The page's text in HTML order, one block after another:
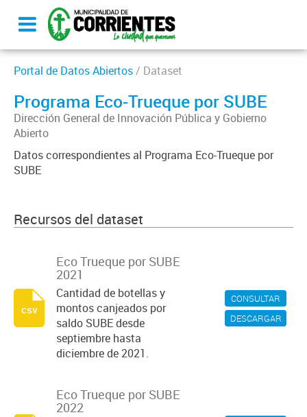
Portal de Datos Abiertos/ Dataset
Programa Eco-Trueque por SUBE
Dirección General de Innovación Pública y Gobierno
Abierto
Datos correspondientes al Programa Eco-Trueque por
SUBE
Recursos del dataset
CONSULTAR
DESCARGAR
Eco Trueque por SUBE
2021
Cantidad de botellas y
montos canjeados por
saldo SUBE desde
septiembre hasta
diciembre de 2021.
csv
Eco Trueque por SUBE
2022